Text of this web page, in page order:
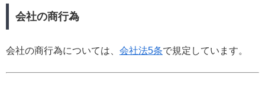
会社の商行為
会社の商行為については、 会社法5条で規定しています。